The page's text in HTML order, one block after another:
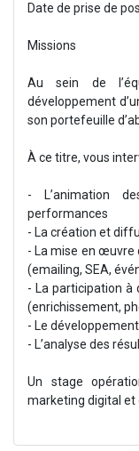
Date de prise de
Missions
Au sein de
développement
son portefeuille
À ce titre, vous
- L’animation
performances
- La création et
- La mise en œuvre
(emailing, SEA,
- La participation à
(enrichissement,
- Le
- L’analyse des
Un stage
marketing digital et